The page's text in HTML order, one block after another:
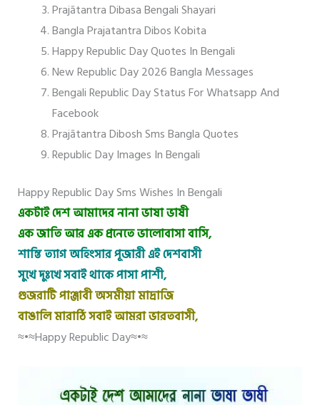
Prajātantra Dibasa Bengali Shayari
Bangla Prajatantra Dibos Kobita
Happy Republic Day Quotes In Bengali
New Republic Day 2026 Bangla Messages
Bengali Republic Day Status For Whatsapp And
Facebook
Prajātantra Dibosh Sms Bangla Quotes
Republic Day Images In Bengali
Happy Republic Day Sms Wishes In Bengali
একটাই দেশ আমাদের নানা ভাষা ভাষী
এক জাতি আর এক প্রনেতে ভালোবাসা বাসি,
শান্তি ত্যাগ অহিংসার পূজারী এই দেশবাসী
সুখে দুঃখে সবাই থাকে পাসা পাশী,
গুজরাটি পাঞ্জাবী অসমীয়া মাদ্রাজি
বাঙালি মারাঠি সবাই আমরা ভারতবাসী,
≈•≈Happy Republic Day≈•≈